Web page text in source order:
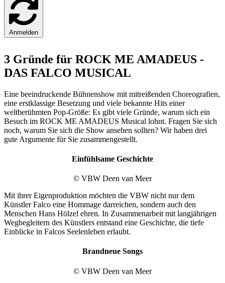
Anmelden
3 Gründe für ROCK ME AMADEUS -
DAS FALCO MUSICAL
Eine beeindruckende Bühnenshow mit mitreißenden Choreografien,
eine erstklassige Besetzung und viele bekannte Hits einer
weltberühmten Pop-Größe: Es gibt viele Gründe, warum sich ein
Besuch im ROCK ME AMADEUS Musical lohnt. Fragen Sie sich
noch, warum Sie sich die Show ansehen sollten? Wir haben drei
gute Argumente für Sie zusammengestellt.
Einfühlsame Geschichte
© VBW Deen van Meer
Mit ihrer Eigenproduktion möchten die VBW nicht nur dem
Künstler Falco eine Hommage darreichen, sondern auch den
Menschen Hans Hölzel ehren. In Zusammenarbeit mit langjährigen
Wegbegleitern des Künstlers entstand eine Geschichte, die tiefe
Einblicke in Falcos Seelenleben erlaubt.
Brandneue Songs
© VBW Deen van Meer